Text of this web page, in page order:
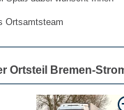
Ortsamtsteam
Ortsteil Bremen-